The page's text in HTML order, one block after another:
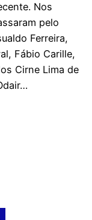
Nos
pelo
Ferreira,
Fábio Carille,
Cirne Lima de